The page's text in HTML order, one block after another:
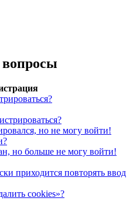
но не могу войти!
но больше не могу войти!
приходится повторять ввод
cookies»?